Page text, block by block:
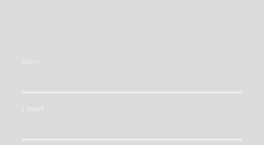
Nom
E-Mail